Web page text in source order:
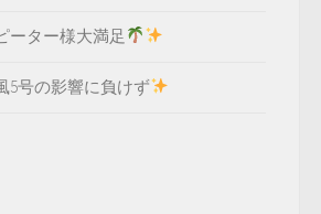
ーター様大満足
5号の影響に負けず